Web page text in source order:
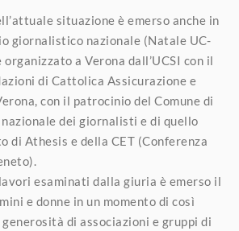
situazione è emerso anche in
giornalistico nazionale (Natale UC-
organizzato a Verona dall’UCSI con il
di Cattolica Assicurazione e
con il patrocinio del Comune di
nazionale dei giornalisti e di quello
di Athesis e della CET (Conferenza
esaminati dalla giuria è emerso il
e donne in un momento di così
di associazioni e gruppi di